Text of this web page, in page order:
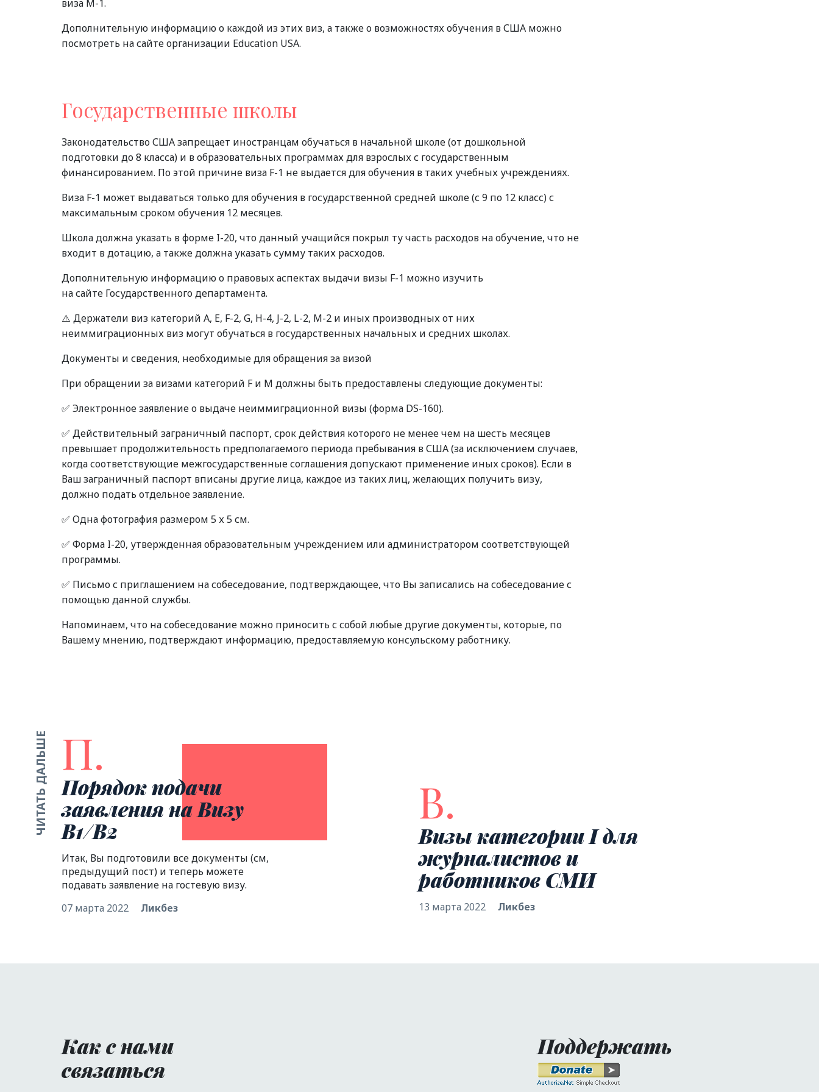
виза M-1.
Дополнительную информацию о каждой из этих виз, а также о возможностях обучения в США можно
посмотреть на сайте организации Education USA.
Государственные школы
Законодательство США запрещает иностранцам обучаться в начальной школе (от дошкольной
подготовки до 8 класса) и в образовательных программах для взрослых с государственным
финансированием. По этой причине виза F-1 не выдается для обучения в таких учебных учреждениях.
Виза F-1 может выдаваться только для обучения в государственной средней школе (с 9 по 12 класс) с
максимальным сроком обучения 12 месяцев.
Школа должна указать в форме I-20, что данный учащийся покрыл ту часть расходов на обучение, что не
входит в дотацию, а также должна указать сумму таких расходов.
Дополнительную информацию о правовых аспектах выдачи визы F-1 можно изучить
на сайте Государственного департамента.
⚠️ Держатели виз категорий A, E, F-2, G, H-4, J-2, L-2, M-2 и иных производных от них
неиммиграционных виз могут обучаться в государственных начальных и средних школах.
Документы и сведения, необходимые для обращения за визой
При обращении за визами категорий F и M должны быть предоставлены следующие документы:
✅ Электронное заявление о выдаче неиммиграционной визы (форма DS-160).
✅ Действительный заграничный паспорт, срок действия которого не менее чем на шесть месяцев
превышает продолжительность предполагаемого периода пребывания в США (за исключением случаев,
когда соответствующие межгосударственные соглашения допускают применение иных сроков). Если в
Ваш заграничный паспорт вписаны другие лица, каждое из таких лиц, желающих получить визу,
должно подать отдельное заявление.
✅ Одна фотография размером 5 х 5 см.
✅ Форма I-20, утвержденная образовательным учреждением или администратором соответствующей
программы.
✅ Письмо с приглашением на собеседование, подтверждающее, что Вы записались на собеседование с
помощью данной службы.
Напоминаем, что на собеседование можно приносить с собой любые другие документы, которые, по
Вашему мнению, подтверждают информацию, предоставляемую консульскому работнику.
ЧИТАТЬ ДАЛЬШЕ П.
Порядок подачи
заявления на Визу
B1/B2
Итак, Вы подготовили все документы (см,
предыдущий пост) и теперь можете
подавать заявление на гостевую визу.
07 марта 2022
Ликбез
В.
Визы категории I для
журналистов и
работников СМИ
13 марта 2022 Ликбез
Как с нами
связаться
Поддержать